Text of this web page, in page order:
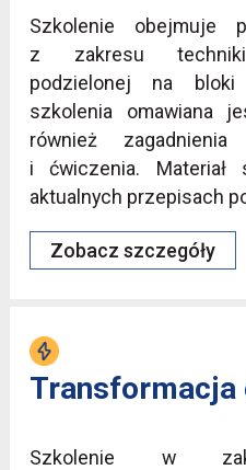
Szkolenie obejmuje
z zakresu techniki
podzielonej na bloki
szkolenia omawiana
również zagadnienia
i ćwiczenia. Materiał
aktualnych przepisach
Zobacz szczegóły
Transformacja
Szkolenie w